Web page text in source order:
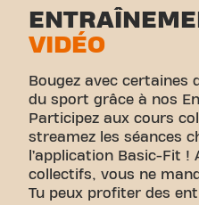
VIDÉO
Bougez avec certaines
du sport grâce à nos
Participez aux cours
streamez les séances
l’application Basic-Fit !
collectifs, vous ne
Tu peux profiter des